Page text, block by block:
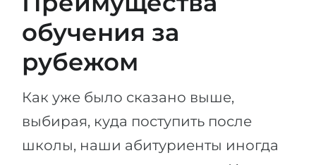
обучения за
рубежом
Как уже было сказано выше,
выбирая, куда поступить после
школы, наши абитуриенты иногда